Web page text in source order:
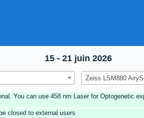
15 - 21 juin 2026
Zeiss LSM880
You can use 458 nm Laser for Optogenetic
closed to external users